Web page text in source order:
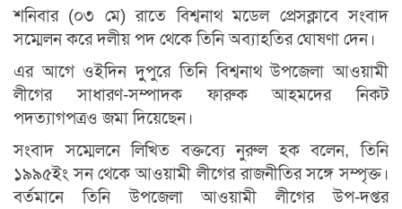
শনিবার (০৩ মে) রাতে বিশ্বনাথ মডেল প্রেসক্লাবে সংবাদ
সম্মেলন করে দলীয় পদ থেকে তিনি অব্যাহতির ঘোষণা দেন।
এর আগে ওইদিন দুুপুরে তিনি বিশ্বনাথ উপজেলা আওয়ামী
লীগের সাধারণ-সম্পাদক ফারুক আহমদের নিকট
পদত্যাগপত্রও জমা দিয়েছেন।
সংবাদ সম্মেলনে লিখিত বক্তব্যে নুরুল হক বলেন, তিনি
১৯৯৫ইং সন থেকে আওয়ামী লীগের রাজনীতির সঙ্গে সম্পৃক্ত।
বর্তমানে তিনি উপজেলা আওয়ামী লীগের উপ-দপ্তর